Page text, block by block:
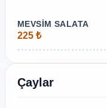
MEVSİM SALATA
225 ₺
Çaylar